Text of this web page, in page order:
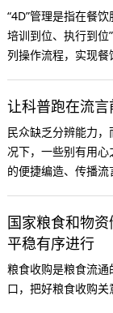
“4D”管理是指在餐
培训到位、执行到位
列操作流程，实现
让科普跑在流言
民众缺乏分辨能力
况下，一些别有用
的便捷编造、传播
国家粮食和物
平稳有序进行
粮食收购是粮食流
口，把好粮食收购关